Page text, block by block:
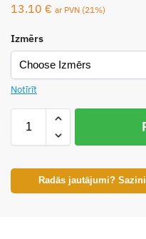
13.10 € ar PVN (21%)
Izmērs
Notīrīt
Radās jautājumi?